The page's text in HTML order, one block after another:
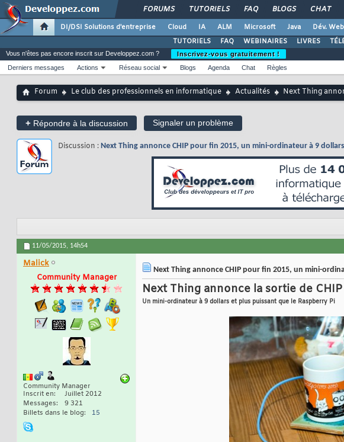
FORUMS TUTORIELS FAQ BLOGS CHAT
DI/DSI Solutions d'entreprise Cloud IA ALM Microsoft Java Dév. Web
TUTORIELS
FAQ WEBINAIRES LIVRES
Vous n'êtes pas encore inscrit sur Developpez.com ?
Inscrivez-vous gratuitement !
Derniers messages
Actions Réseau social Blogs Agenda Chat Règles
Forum Le club des professionnels en informatique Actualités Next Thing
+ Répondre à la discussion Signaler un problème
Discussion : Next Thing annonce CHIP pour fin 2015, un mini-ordinateur à 9
11/05/2015, 14h54
Malick
Community Manager
Community Manager
Inscrit en
Juillet 2012
Messages
9 321
Billets dans le blog
15
Next Thing annonce CHIP pour fin 2015, un mini-
Next Thing annonce la sortie de
Un mini-ordinateur à 9 dollars et plus puissant que le Raspberry Pi